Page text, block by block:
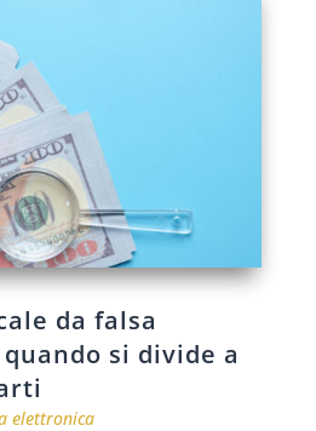
da falsa
si divide a
elettronica